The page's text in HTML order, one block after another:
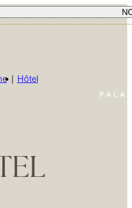
| Hôtel